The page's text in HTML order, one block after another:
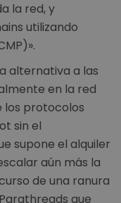
la red, y
utilizando
alternativa a las
en la red
los protocolos
sin el
supone el alquiler
aún más la
de una ranura
que